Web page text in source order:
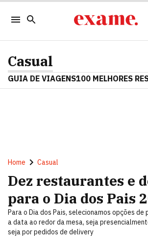
Casual
GUIA DE VIAGENS100 MELHORES
Home Casual
Dez restaurantes e
para o Dia dos Pais
Para o Dia dos Pais, selecionamos opções
a data ao redor da mesa, seja
seja por pedidos de delivery